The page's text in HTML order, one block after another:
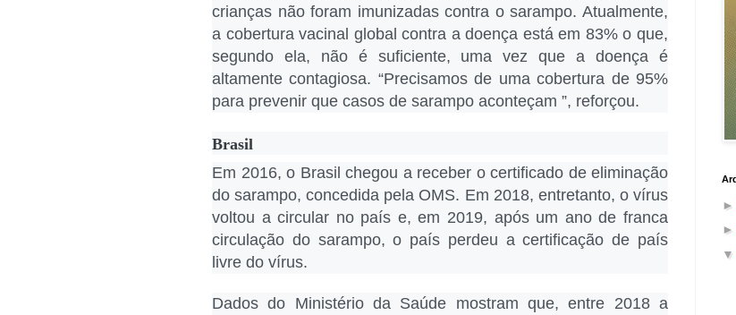
crianças não foram imunizadas contra o sarampo. Atualmente,
a cobertura vacinal global contra a doença está em 83% o que,
segundo ela, não é suficiente, uma vez que a doença é
altamente contagiosa. “Precisamos de uma cobertura de 95%
para prevenir que casos de sarampo aconteçam ”, reforçou.
Brasil
Em 2016, o Brasil chegou a receber o certificado de eliminação
do sarampo, concedida pela OMS. Em 2018, entretanto, o vírus
voltou a circular no país e, em 2019, após um ano de franca
circulação do sarampo, o país perdeu a certificação de país
livre do vírus.
Dados do Ministério da Saúde mostram que, entre 2018 a
►
►
▼